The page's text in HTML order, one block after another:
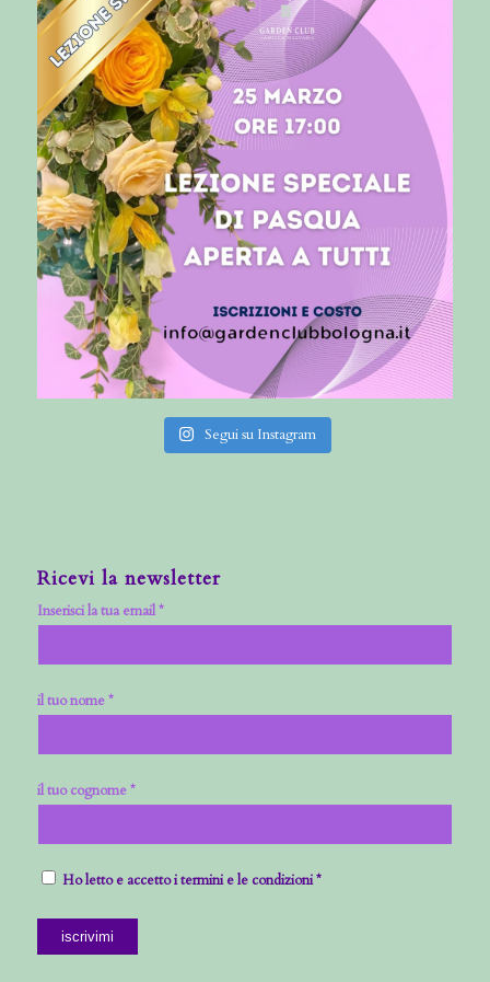
Segui su Instagram
Ricevi la newsletter
Inserisci la tua email *
il tuo nome *
il tuo cognome *
Ho letto e accetto i termini e le condizioni *